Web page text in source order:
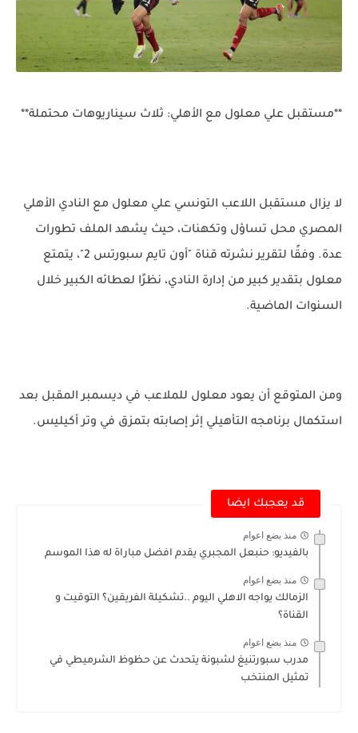
**مستقبل علي معلول مع الأهلي: ثلاث سيناريوهات محتملة**
لا يزال مستقبل اللاعب التونسي علي معلول مع النادي الأهلي
المصري محل تساؤل وتكهنات، حيث يشهد الملف تطورات
عدة. وفقًا لتقرير نشرته قناة "أون تايم سبورتس 2"، يتمتع
معلول بتقدير كبير من إدارة النادي، نظرًا لعطائه الكبير خلال
السنوات الماضية.
ومن المتوقع أن يعود معلول للملاعب في ديسمبر المقبل بعد
استكمال برنامجه التأهيلي إثر إصابته بتمزق في وتر أكيليس.
قد يعجبك ايضا
منذ بضع اعوام
بالفيديو: حنبعل المجبري يقدم افضل مباراة له هذا الموسم
منذ بضع اعوام
الزمالك يواجه الاهلي اليوم ..تشكيلة الفريقين؟ التوقيت و
القناة؟
منذ بضع اعوام
مدرب سبورتنيغ لشبونة يتحدث عن حظوظ الشرميطي في
تمثيل المنتخب